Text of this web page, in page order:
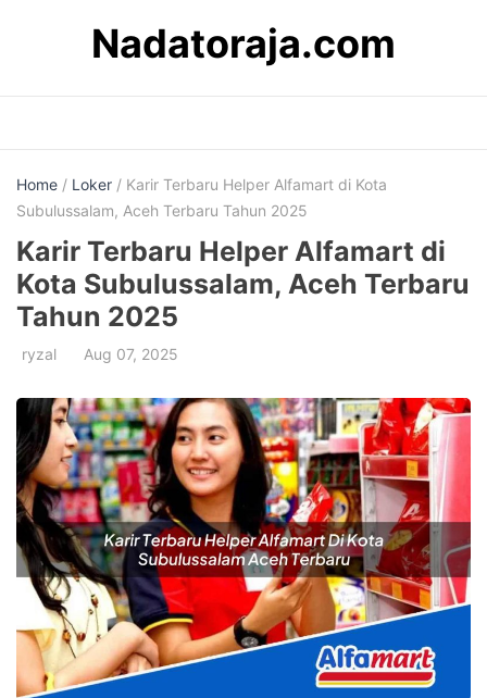
Nadatoraja.com
Home / Loker / Karir Terbaru Helper Alfamart di Kota
Subulussalam, Aceh Terbaru Tahun 2025
Karir Terbaru Helper Alfamart di
Kota Subulussalam, Aceh Terbaru
Tahun 2025
ryzal Aug 07, 2025